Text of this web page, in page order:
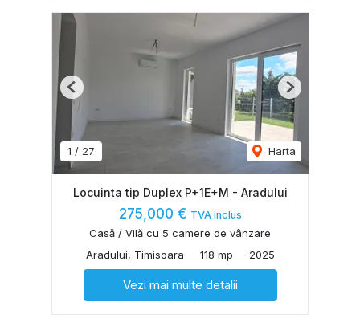
1 / 27 Harta
Previous Next
Locuinta tip Duplex P+1E+M - Aradului
275,000 € TVA inclus
Casă / Vilă cu 5 camere de vânzare
Aradului, Timisoara
118 mp 2025
Vezi mai multe detalii